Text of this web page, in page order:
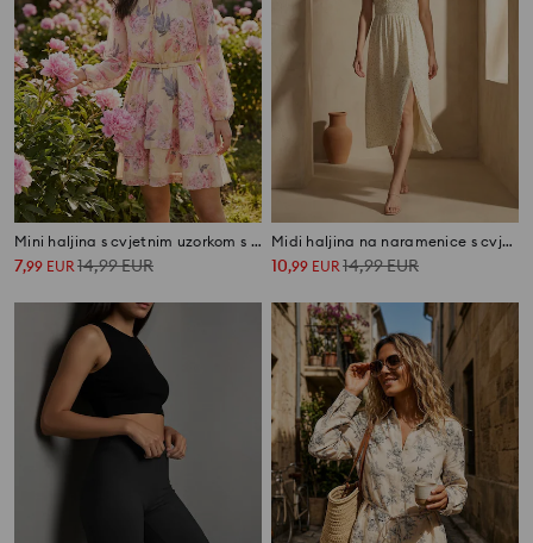
Mini haljina s cvjetnim uzorkom s remenom
7,99 EUR14,99EUR
Midi haljina na naramenice s cvjetnim uzorkom od lyocella
10,99 EUR14,99EUR